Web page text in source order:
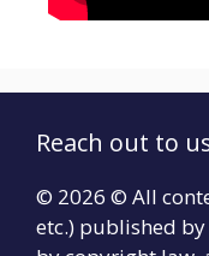
Reach out to
© 2026 © All
etc.) published